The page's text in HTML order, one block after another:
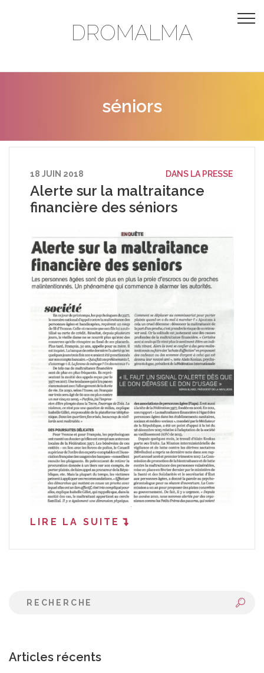
DROMALMA
séniors
18 JUIN 2018 DANS LA PRESSE
Alerte sur la maltraitance
financière des séniors
LIRE LA SUITE
Articles récents